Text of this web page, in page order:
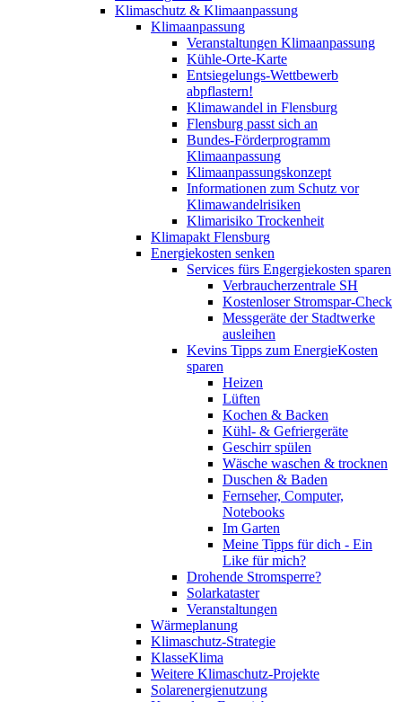
Klimaschutz & Klimaanpassung
Klimaanpassung
Veranstaltungen Klimaanpassung
Kühle-Orte-Karte
Entsiegelungs-Wettbewerb
abpflastern!
Klimawandel in Flensburg
Flensburg passt sich an
Bundes-Förderprogramm
Klimaanpassung
Klimaanpassungskonzept
Informationen zum Schutz vor
Klimawandelrisiken
Klimarisiko Trockenheit
Klimapakt Flensburg
Energiekosten senken
Services fürs Engergiekosten sparen
Verbraucherzentrale SH
Kostenloser Stromspar-Check
Messgeräte der Stadtwerke
ausleihen
Kevins Tipps zum EnergieKosten
sparen
Heizen
Lüften
Kochen & Backen
Kühl- & Gefriergeräte
Geschirr spülen
Wäsche waschen & trocknen
Duschen & Baden
Fernseher, Computer,
Notebooks
Im Garten
Meine Tipps für dich - Ein
Like für mich?
Drohende Stromsperre?
Solarkataster
Veranstaltungen
Wärmeplanung
Klimaschutz-Strategie
KlasseKlima
Weitere Klimaschutz-Projekte
Solarenergienutzung